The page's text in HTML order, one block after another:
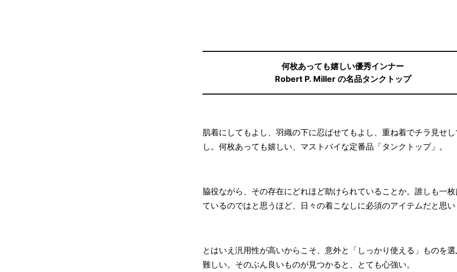
何枚あっても嬉しい優秀インナー
Robert P. Miller の名品タンクトップ
肌着にしてもよし、羽織の下に忍ばせてもよし、重ね着でチラ見せ
し。何枚あっても嬉しい、マストバイな定番品「タンクトップ」。
脇役ながら、その存在にどれほど助けられていることか。誰しも一
ているのではと思うほど、日々の着こなしに必須のアイテムだと思
とはいえ汎用性が高いからこそ、意外と「しっかり使える」ものを
難しい。そのぶん良いものが見つかると、とても心強い。